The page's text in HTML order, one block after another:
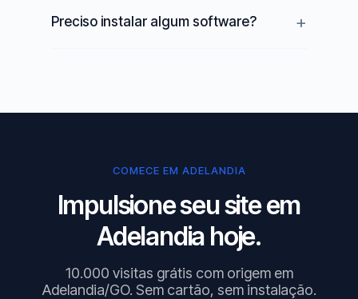
Preciso instalar algum software?
COMECE EM ADELANDIA
Impulsione seu site em
Adelandia hoje.
10.000 visitas grátis com origem em
Adelandia/GO. Sem cartão, sem instalação.